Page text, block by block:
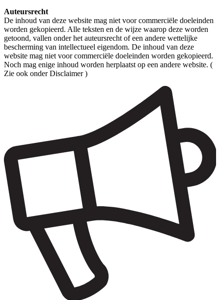
Auteursrecht
De inhoud van deze website mag niet voor commerciële doeleinden
worden gekopieerd. Alle teksten en de wijze waarop deze worden
getoond, vallen onder het auteursrecht of een andere wettelijke
bescherming van intellectueel eigendom. De inhoud van deze
website mag niet voor commerciële doeleinden worden gekopieerd.
Noch mag enige inhoud worden herplaatst op een andere website. (
Zie ook onder Disclaimer )